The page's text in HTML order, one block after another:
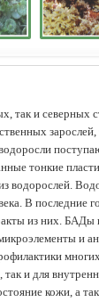
так и северных
тонкие
водорослей.
В последние
из них.
и
и для
кожи, а